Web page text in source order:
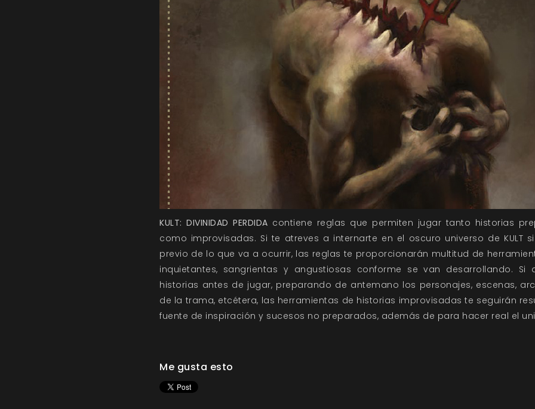
KULT: DIVINIDAD PERDIDA contiene reglas que permiten jugar tanto historias
como improvisadas. Si te atreves a internarte en el oscuro universo de KULT
previo de lo que va a ocurrir, las reglas te proporcionarán multitud de
inquietantes, sangrientas y angustiosas conforme se van desarrollando. Si
historias antes de jugar, preparando de antemano los personajes, escenas,
de la trama, etcétera, las herramientas de historias improvisadas te seguirán
fuente de inspiración y sucesos no preparados, además de para hacer real el
Me gusta esto